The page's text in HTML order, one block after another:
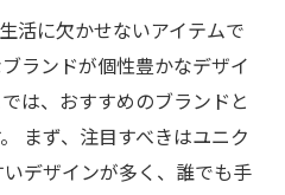
活に欠かせないアイテムで
ランドが個性豊かなデザイ
は、おすすめのブランドと
まず、注目すべきはユニク
デザインが多く、誰でも手